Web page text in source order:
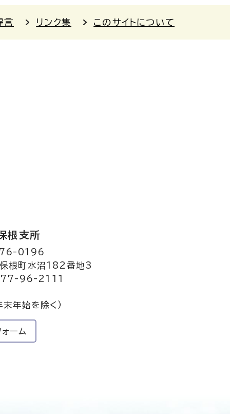
言 リンク集 このサイトについて
根支所
0196
根町水沼182番地3
96-2111
末年始を除く）
ーム